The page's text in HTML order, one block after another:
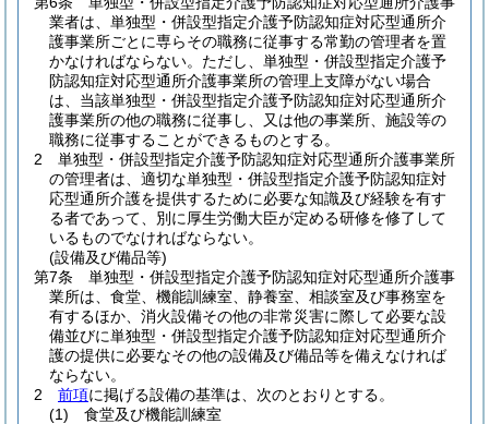
業者は、単独型・併設型指定介護予防認知症対応型通所介
護事業所ごとに専らその職務に従事する常勤の管理者を置
かなければならない。 ただし、単独型・併設型指定介護予
防認知症対応型通所介護事業所の管理上支障がない場合
は、当該単独型・併設型指定介護予防認知症対応型通所介
護事業所の他の職務に従事し、又は他の事業所、施設等の
職務に従事することができるものとする。
2
単独型・併設型指定介護予防認知症対応型通所介護事業所
の管理者は、適切な単独型・併設型指定介護予防認知症対
応型通所介護を提供するために必要な知識及び経験を有す
る者であって、別に厚生労働大臣が定める研修を修了して
いるものでなければならない。
(設備及び備品等)
第7条
単独型・併設型指定介護予防認知症対応型通所介護事
業所は、食堂、機能訓練室、静養室、相談室及び事務室を
有するほか、消火設備その他の非常災害に際して必要な設
備並びに単独型・併設型指定介護予防認知症対応型通所介
護の提供に必要なその他の設備及び備品等を備えなければ
ならない。
2
前項に掲げる設備の基準は、次のとおりとする。
(1)
食堂及び機能訓練室